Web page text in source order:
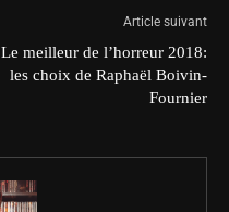
Article suivant
Le meilleur de l’horreur 2018:
les choix de Raphaël Boivin-
Fournier